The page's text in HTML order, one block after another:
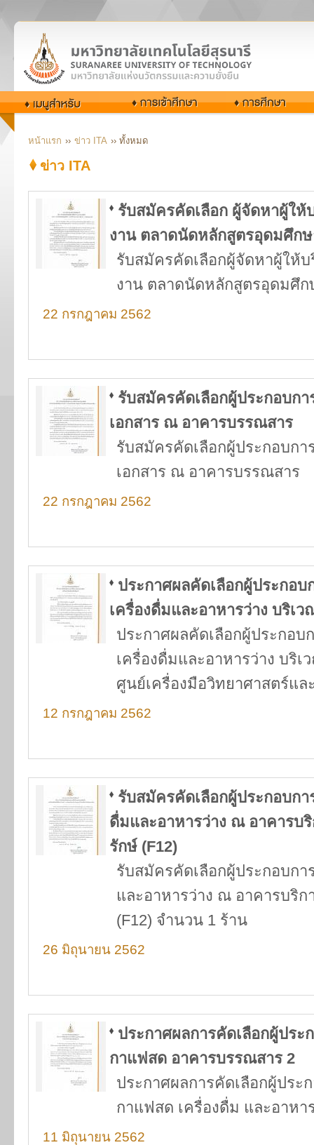
หน้าแรก ›› ข่าว ITA ›› ทั้งหมด
ข่าว ITA
รับสมัครคัดเลือก ผู้จัดหาผู้ใ
งาน ตลาดนัดหลักสูตรอุดมศึกษ
รับสมัครคัดเลือกผู้จัดหาผู้ให้
งาน ตลาดนัดหลักสูตรอุดมศึก
22 กรกฎาคม 2562
รับสมัครคัดเลือกผู้ประกอบกา
เอกสาร ณ อาคารบรรณสาร
รับสมัครคัดเลือกผู้ประกอบกา
เอกสาร ณ อาคารบรรณสาร
22 กรกฎาคม 2562
ประกาศผลคัดเลือกผู้ประกอ
เครื่องดื่มและอาหารว่าง บริเ
ประกาศผลคัดเลือกผู้ประกอบ
เครื่องดื่มและอาหารว่าง บริ
ศูนย์เครื่องมือวิทยาศาสตร์แล
12 กรกฎาคม 2562
รับสมัครคัดเลือกผู้ประกอบกา
ดื่มและอาหารว่าง ณ อาคารบ
รักษ์ (F12)
รับสมัครคัดเลือกผู้ประกอบก
และอาหารว่าง ณ อาคารบริ
(F12) จำนวน 1 ร้าน
26 มิถุนายน 2562
ประกาศผลการคัดเลือกผู้ปร
กาแฟสด อาคารบรรณสาร 2
ประกาศผลการคัดเลือกผู้ประ
กาแฟสด เครื่องดื่ม และอาห
11 มิถุนายน 2562